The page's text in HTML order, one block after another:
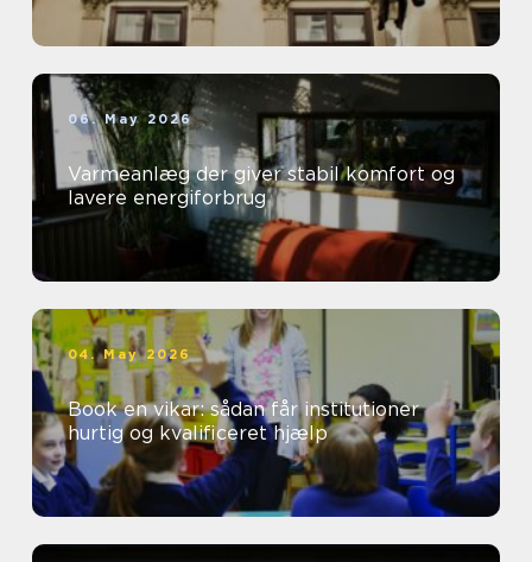
06. May 2026
Varmeanlæg der giver stabil komfort og
lavere energiforbrug
04. May 2026
Book en vikar: sådan får institutioner
hurtig og kvalificeret hjælp